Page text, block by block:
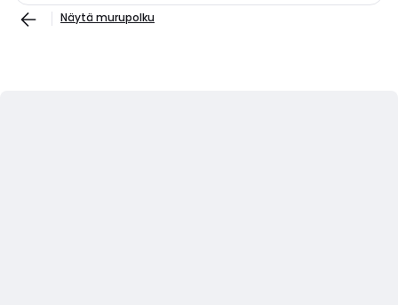
Näytä murupolku